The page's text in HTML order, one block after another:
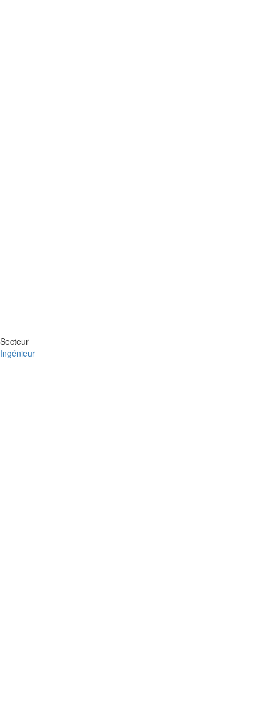
Secteur
Ingénieur